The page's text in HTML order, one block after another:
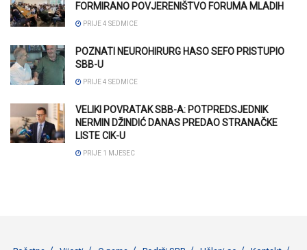
FORMIRANO POVJERENIŠTVO FORUMA MLADIH
PRIJE 4 SEDMICE
POZNATI NEUROHIRURG HASO SEFO PRISTUPIO
SBB-U
PRIJE 4 SEDMICE
VELIKI POVRATAK SBB-A: POTPREDSJEDNIK
NERMIN DŽINDIĆ DANAS PREDAO STRANAČKE
LISTE CIK-U
PRIJE 1 MJESEC